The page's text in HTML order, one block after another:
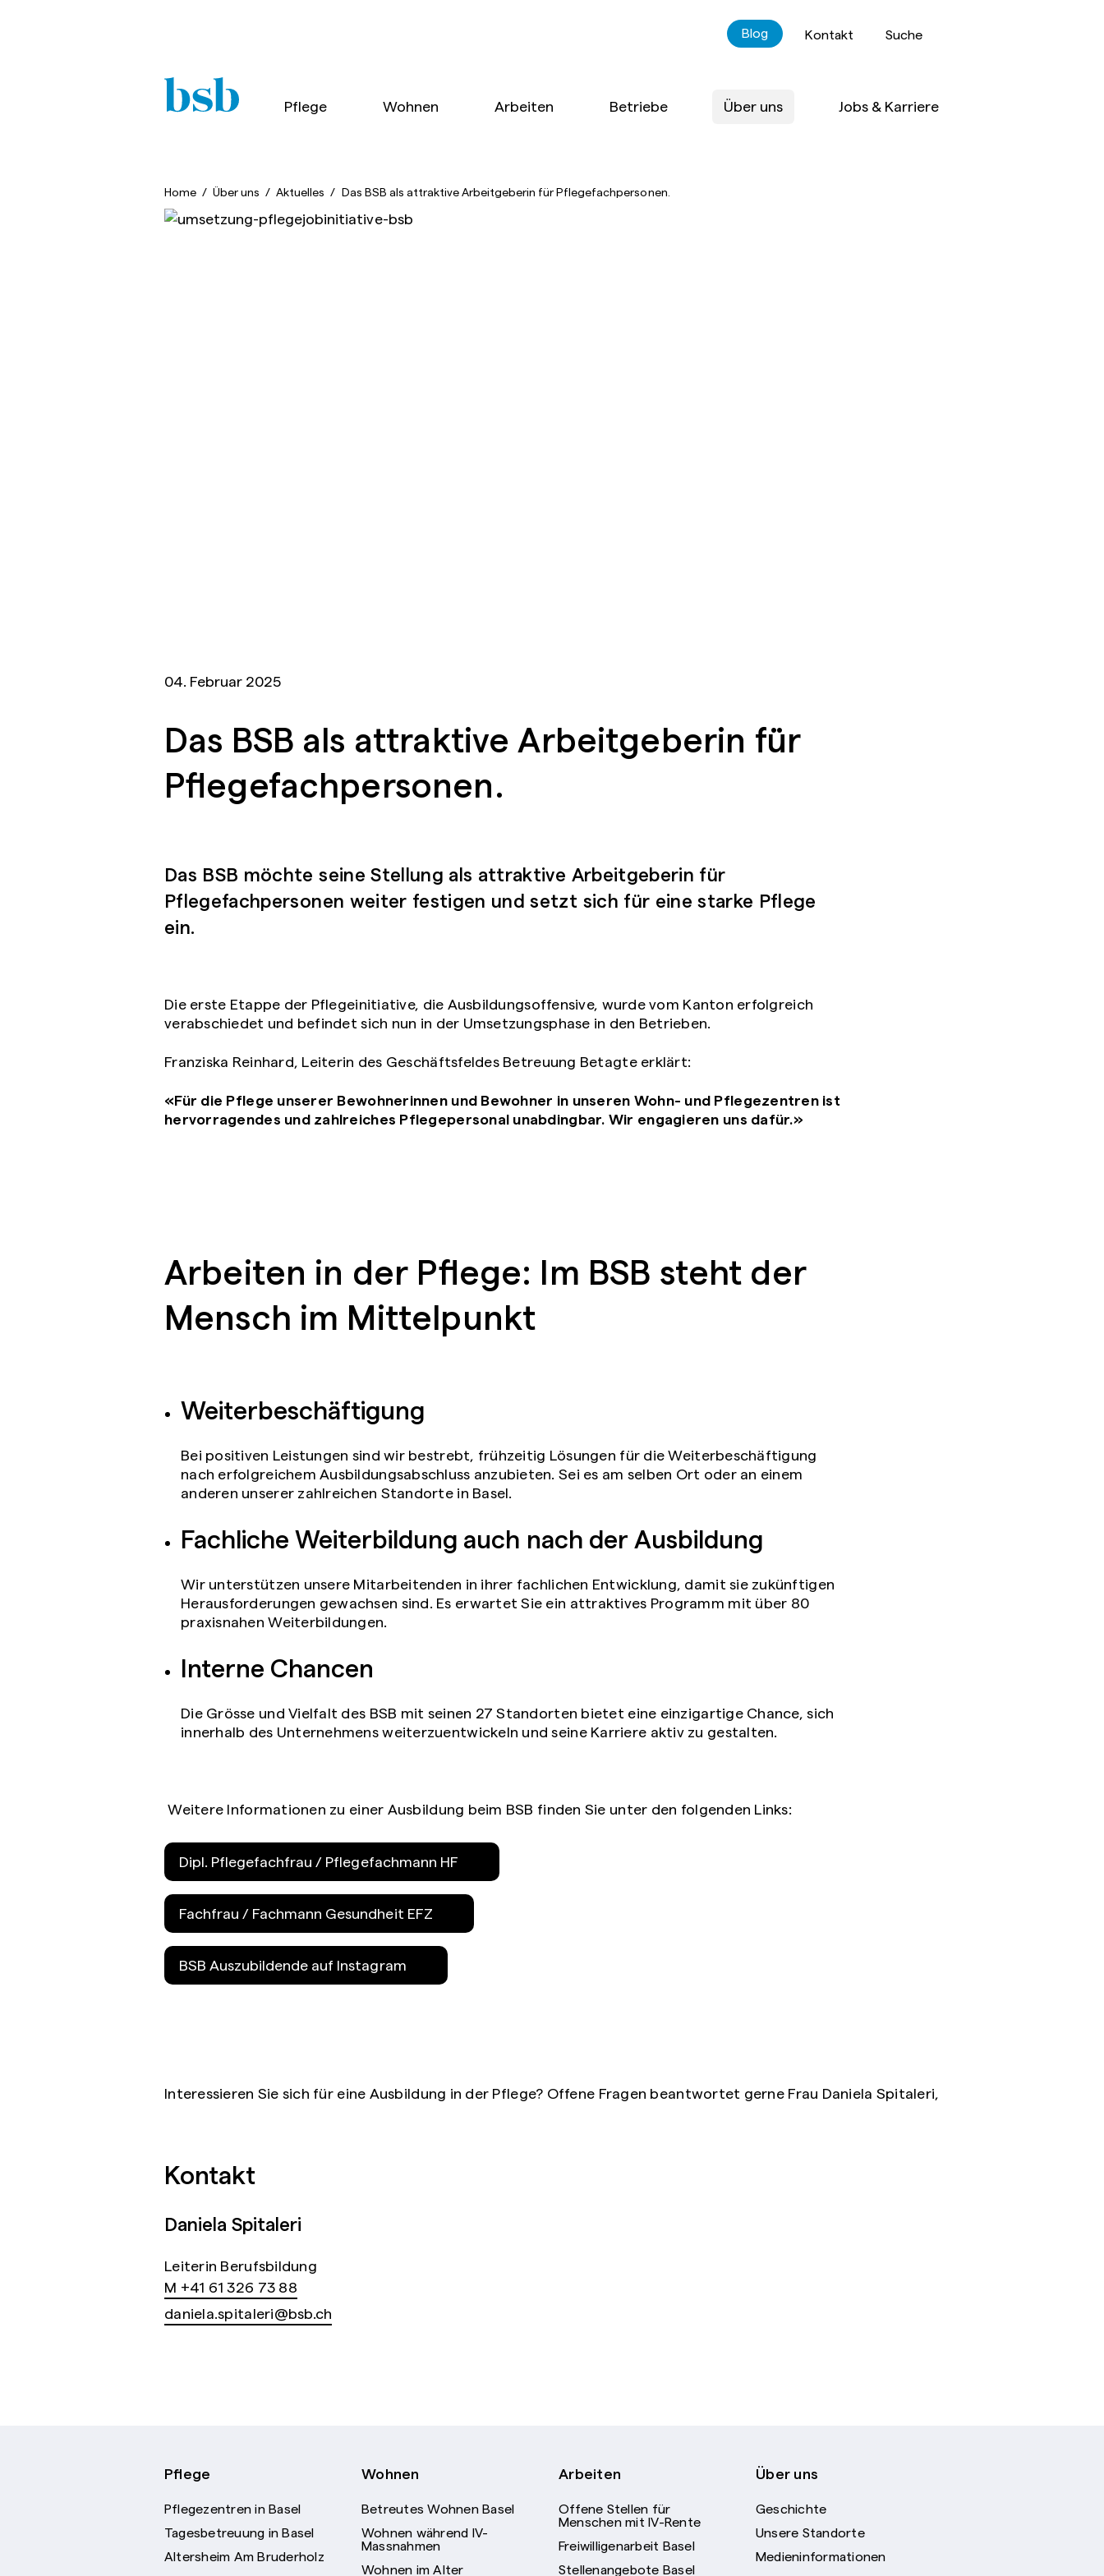
Blog Kontakt Suche
Pflege Wohnen Arbeiten Betriebe Über uns Jobs & Karriere
Home / Über uns / Aktuelles / Das BSB als attraktive Arbeitgeberin für Pflegefachpersonen.
04. Februar 2025
Das BSB als attraktive Arbeitgeberin für
Pflegefachpersonen.
Das BSB möchte seine Stellung als attraktive Arbeitgeberin für
Pflegefachpersonen weiter festigen und setzt sich für eine starke Pflege
ein.
Die erste Etappe der Pflegeinitiative, die Ausbildungsoffensive, wurde vom Kanton erfolgreich
verabschiedet und befindet sich nun in der Umsetzungsphase in den Betrieben.
Franziska Reinhard, Leiterin des Geschäftsfeldes Betreuung Betagte erklärt:
«Für die Pflege unserer Bewohnerinnen und Bewohner in unseren Wohn- und Pflegezentren ist
hervorragendes und zahlreiches Pflegepersonal unabdingbar. Wir engagieren uns dafür.»
Arbeiten in der Pflege: Im BSB steht der
Mensch im Mittelpunkt
Weiterbeschäftigung
Bei positiven Leistungen sind wir bestrebt, frühzeitig Lösungen für die Weiterbeschäftigung
nach erfolgreichem Ausbildungsabschluss anzubieten. Sei es am selben Ort oder an einem
anderen unserer zahlreichen Standorte in Basel.
Fachliche Weiterbildung auch nach der Ausbildung
Wir unterstützen unsere Mitarbeitenden in ihrer fachlichen Entwicklung, damit sie zukünftigen
Herausforderungen gewachsen sind. Es erwartet Sie ein attraktives Programm mit über 80
praxisnahen Weiterbildungen.
Interne Chancen
Die Grösse und Vielfalt des BSB mit seinen 27 Standorten bietet eine einzigartige Chance, sich
innerhalb des Unternehmens weiterzuentwickeln und seine Karriere aktiv zu gestalten.
Weitere Informationen zu einer Ausbildung beim BSB finden Sie unter den folgenden Links:
Dipl. Pflegefachfrau / Pflegefachmann HF
Fachfrau / Fachmann Gesundheit EFZ
BSB Auszubildende auf Instagram
Interessieren Sie sich für eine Ausbildung in der Pflege? Offene Fragen beantwortet gerne Frau Daniela Spitaleri,
Kontakt
Daniela Spitaleri
Leiterin Berufsbildung
M +41 61 326 73 88
daniela.spitaleri@bsb.ch
Pflege
Pflegezentren in Basel
Tagesbetreuung in Basel
Altersheim Am Bruderholz
Wohnen
Betreutes Wohnen Basel
Wohnen während IV-
Massnahmen
Wohnen im Alter
Arbeiten
Offene Stellen für
Menschen mit IV-Rente
Freiwilligenarbeit Basel
Stellenangebote Basel
Über uns
Geschichte
Unsere Standorte
Medieninformationen